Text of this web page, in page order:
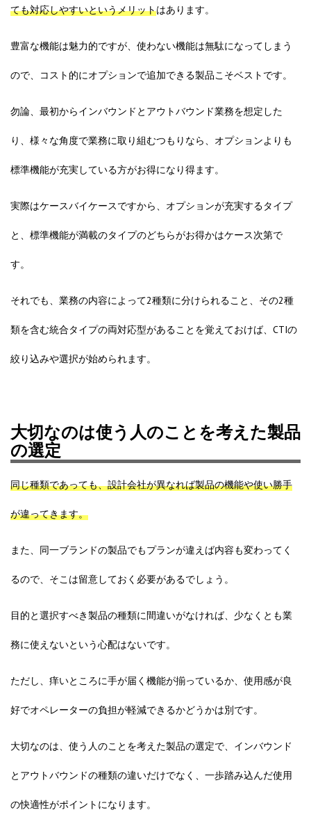
ても対応しやすいというメリットはあります。
豊富な機能は魅力的ですが、使わない機能は無駄になってしまう
ので、コスト的にオプションで追加できる製品こそベストです。
勿論、最初からインバウンドとアウトバウンド業務を想定した
り、様々な角度で業務に取り組むつもりなら、オプションよりも
標準機能が充実している方がお得になり得ます。
実際はケースバイケースですから、オプションが充実するタイプ
と、標準機能が満載のタイプのどちらがお得かはケース次第で
す。
それでも、 業務の内容によって2種類に分けられること、その2種
類を含む統合タイプの両対応型があることを覚えておけば、CTIの
絞り込みや選択が始められます。
大切なのは使う人のことを考えた製品
の選定
同じ種類であっても、設計会社が異なれば製品の機能や使い勝手
が違ってきます。
また、同一ブランドの製品でもプランが違えば内容も変わってく
るので、そこは留意しておく必要があるでしょう。
目的と選択すべき製品の種類に間違いがなければ、少なくとも業
務に使えないという心配はないです。
ただし、痒いところに手が届く機能が揃っているか、使用感が良
好でオペレーターの負担が軽減できるかどうかは別です。
大切なのは、使う人のことを考えた製品の選定で、 インバウンド
と アウトバウンドの種類の違いだけでなく、一歩踏み込んだ使用
の快適性がポイントになります。